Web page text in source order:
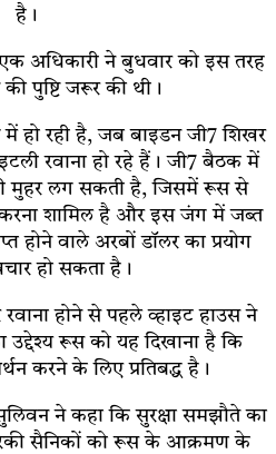
है।
एक अधिकारी ने बुधवार को इस तरह
पुष्टि जरूर की थी।
हो रही है, जब बाइडन जी7 शिखर
रवाना हो रहे हैं। जी7 बैठक में
मुहर लग सकती है, जिसमें रूस से
शामिल है और इस जंग में जब्त
होने वाले अरबों डॉलर का प्रयोग
हो सकता है।
रवाना होने से पहले व्हाइट हाउस ने
उद्देश्य रूस को यह दिखाना है कि
करने के लिए प्रतिबद्ध है।
सुलिवन ने कहा कि सुरक्षा समझौते का
सैनिकों को रूस के आक्रमण के